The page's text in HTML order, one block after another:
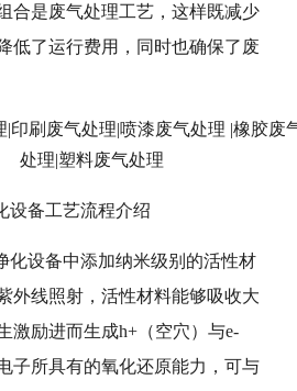
合是废气处理工艺，这样既减少
低了运行费用，同时也确保了废
设备工艺流程介绍
化设备中添加纳米级别的活性材
外线照射，活性材料能够吸收大
激励进而生成h+（空穴）与e-
子所具有的氧化还原能力，可与